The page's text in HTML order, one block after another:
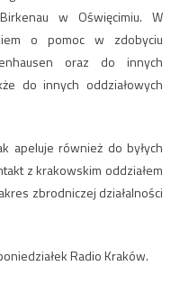
w Oświęcimiu. W
o pomoc w zdobyciu
oraz do innych
do innych oddziałowych
apeluje również do byłych
z krakowskim oddziałem
zbrodniczej działalności
Radio Kraków.